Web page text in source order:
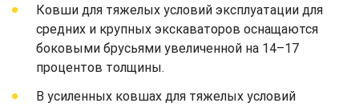
Ковши для тяжелых условий эксплуатации для
средних и крупных экскаваторов оснащаются
боковыми брусьями увеличенной на 14–17
процентов толщины.
В усиленных ковшах для тяжелых условий